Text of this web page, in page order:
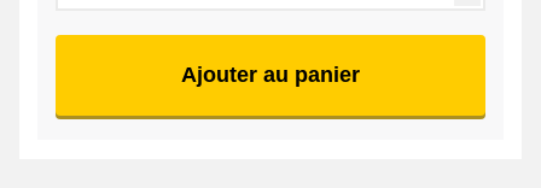
Ajouter au panier